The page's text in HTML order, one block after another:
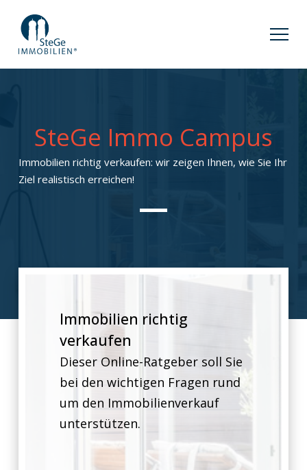
SteGe Immo Campus
Immobilien richtig verkaufen: wir zeigen Ihnen, wie Sie Ihr
Ziel realistisch erreichen!
Immobilien richtig
verkaufen
Dieser Online-Ratgeber soll Sie
bei den wichtigen Fragen rund
um den Immobilienverkauf
unterstützen.